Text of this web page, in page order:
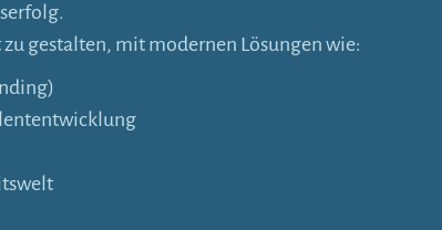
gestalten, mit modernen Lösungen wie: